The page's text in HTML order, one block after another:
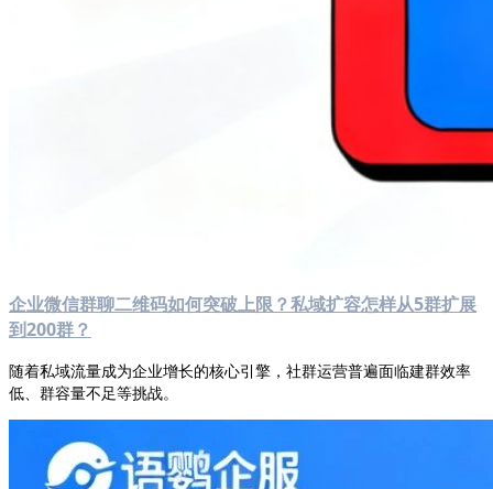
企业微信群聊二维码如何突破上限？私域扩容怎样从5群扩展
到200群？
随着私域流量成为企业增长的核心引擎，社群运营普遍面临建群效率
低、群容量不足等挑战。